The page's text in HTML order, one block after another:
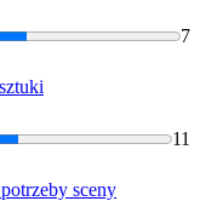
7
11
sceny